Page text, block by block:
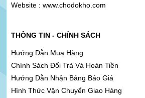
Website : www.chodokho.com
THÔNG TIN - CHÍNH SÁCH
Hướng Dẫn Mua Hàng
Chính Sách Đổi Trả Và Hoàn Tiền
Hướng Dẫn Nhận Bảng Báo Giá
Hình Thức Vận Chuyển Giao Hàng